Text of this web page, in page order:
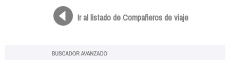
Ir al listado de Compañeros de viaje